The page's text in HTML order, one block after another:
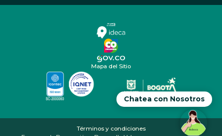
Chatea con Nosotros
Mapa del Sitio
Términos y condiciones